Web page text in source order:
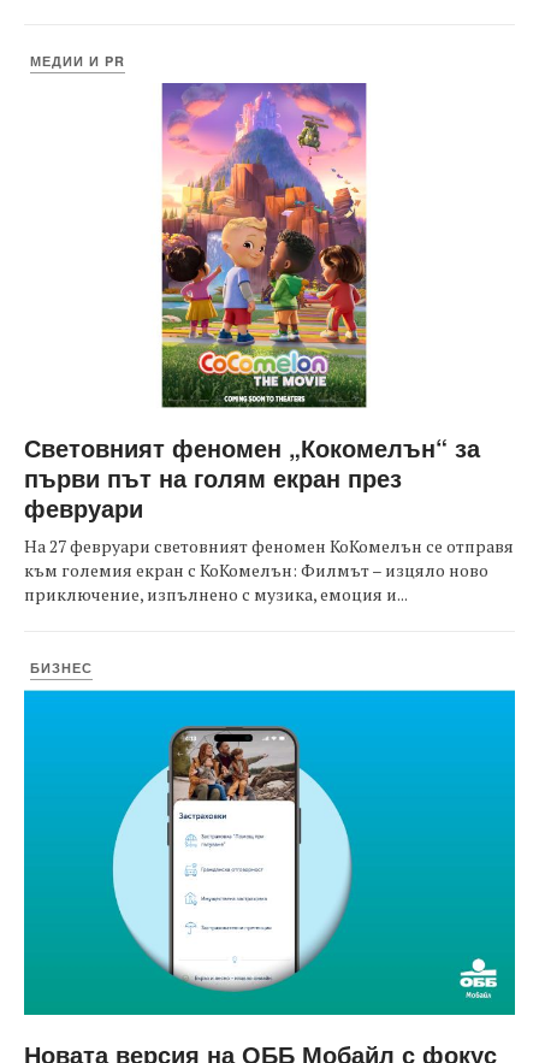
МЕДИИ И PR
Световният феномен „Кокомелън“ за
първи път на голям екран през
февруари
На 27 февруари световният феномен КоКомелън се отправя
към големия екран с КоКомелън: Филмът – изцяло ново
приключение, изпълнено с музика, емоция и...
БИЗНЕС
Новата версия на ОББ Мобайл с фокус